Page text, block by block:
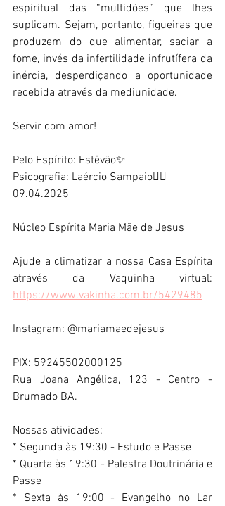
espiritual das “multidões” que lhes
suplicam. Sejam, portanto, figueiras que
produzem do que alimentar, saciar a
fome, invés da infertilidade infrutífera da
inércia, desperdiçando a oportunidade
recebida através da mediunidade.
Servir com amor!
Pelo Espírito: Estêvão✨
Psicografia: Laércio Sampaio✍🏼
09.04.2025
Núcleo Espírita Maria Mãe de Jesus
Ajude a climatizar a nossa Casa Espírita
https://www.vakinha.com.br/5429485
Instagram: @mariamaedejesus
PIX: 59245502000125
Rua Joana Angélica, 123 - Centro -
Brumado BA.
Nossas atividades:
* Segunda às 19:30 - Estudo e Passe
* Quarta às 19:30 - Palestra Doutrinária e
Passe
* Sexta às 19:00 - Evangelho no Lar